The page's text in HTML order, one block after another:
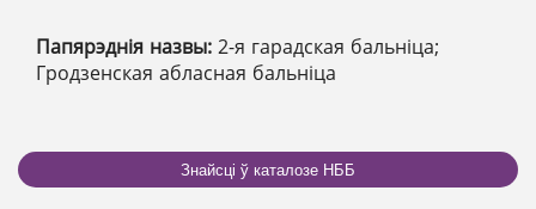
Папярэднія назвы: 2-я гарадская бальніца;
Гродзенская абласная бальніца
Знайсці ў каталозе НББ